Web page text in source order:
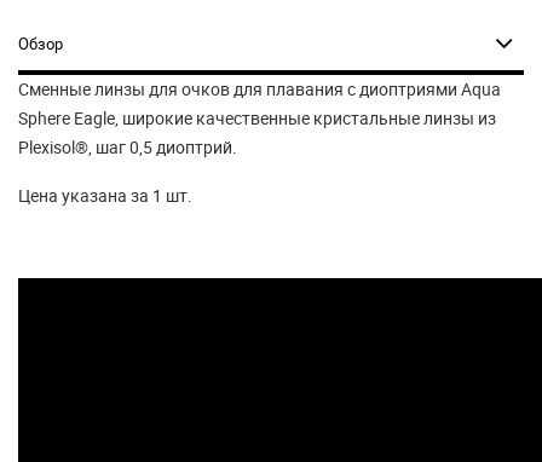
Обзор
Сменные линзы для очков для плавания с диоптриями Aqua
Sphere Eagle, широкие качественные кристальные линзы из
Plexisol® , шаг 0,5 диоптрий.
Цена указана за 1 шт.